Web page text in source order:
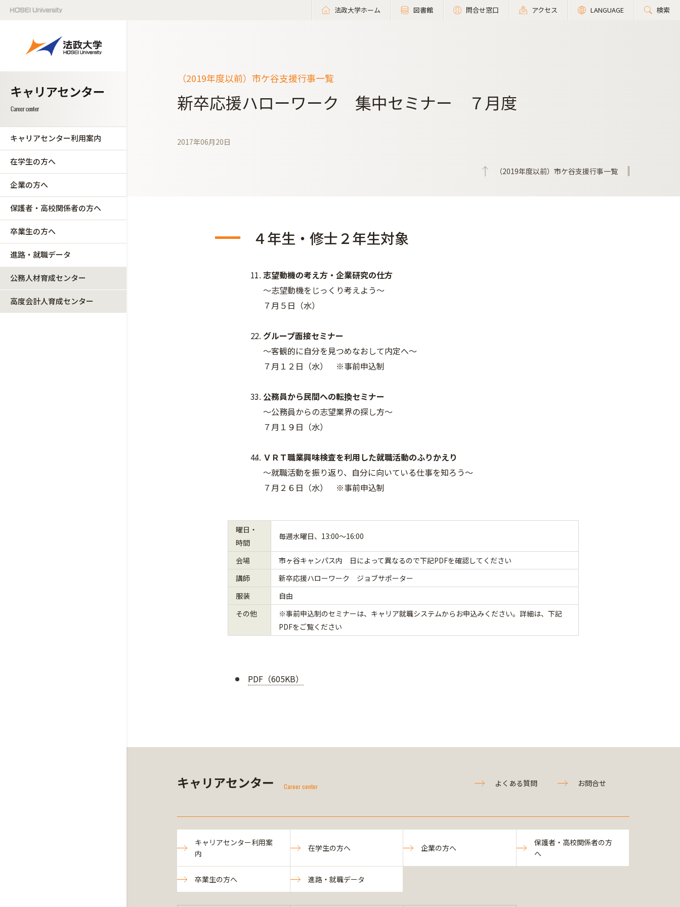
法政大学ホーム 図書館 問合せ窓口 アクセス LANGUAGE 検索
キャリアセンター利用案内
在学生の方へ
企業の方へ
保護者・高校関係者の方へ
卒業生の方へ
進路・就職データ
公務人材育成センター
高度会計人育成センター
（2019年度以前）市ケ谷支援行事一覧
新卒応援ハローワーク 集中セミナー ７月度
2017年06月20日
（2019年度以前）市ケ谷支援行事一覧
４年生・修士２年生対象
志望動機の考え方・企業研究の仕方
～志望動機をじっくり考えよう～
７月５日（水）
グループ面接セミナー
～客観的に自分を見つめなおして内定へ～
７月１２日（水） ※事前申込制
公務員から民間への転換セミナー
～公務員からの志望業界の探し方～
７月１９日（水）
ＶＲＴ職業興味検査を利用した就職活動のふりかえり
～就職活動を振り返り、自分に向いている仕事を知ろう～
７月２６日（水） ※事前申込制
曜日・
時間
毎週水曜日、13:00～16:00
会場
市ヶ谷キャンパス内 日によって異なるので下記PDFを確認してください
講師
新卒応援ハローワーク ジョブサポーター
服装
自由
その他
※事前申込制のセミナーは、キャリア就職システムからお申込みください。詳細は、下記
PDFをご覧ください
PDF（605KB）
キャリアセンター Career center よくある質問 お問合せ
キャリアセンター利用案
内
在学生の方へ 企業の方へ
保護者・高校関係者の方
へ
卒業生の方へ 進路・就職データ